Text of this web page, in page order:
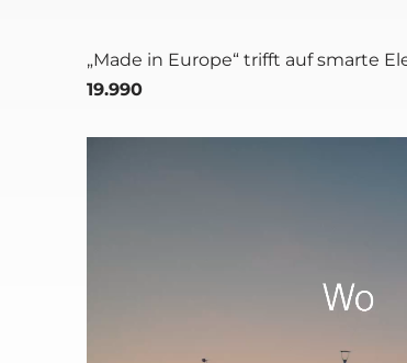
„Made in Euro­pe“ trifft auf smar­te
19.990